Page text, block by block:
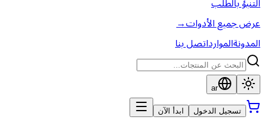
عرض جميع الأدوات→
المدونةالموارداتصل بنا
ar
تسجيل الدخول ابدأ الآن